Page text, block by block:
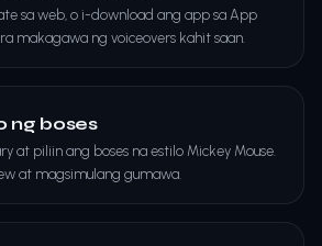
sa web, o i-download ang app sa App
makagawa ng voiceovers kahit saan.
ng boses
at piliin ang boses na estilo Mickey Mouse.
at magsimulang gumawa.